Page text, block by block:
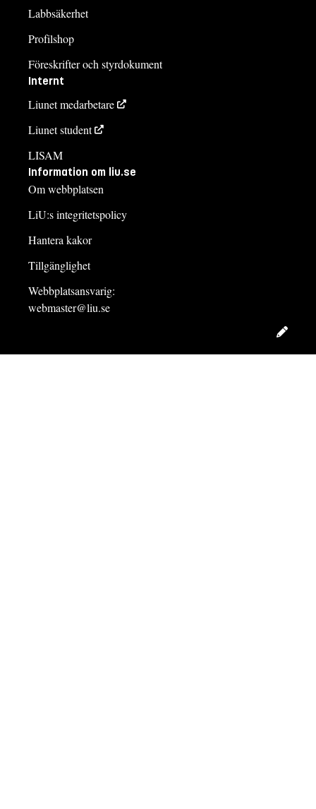
Labbsäkerhet
Profilshop
Föreskrifter och styrdokument
Internt
Liunet medarbetare
Liunet student
LISAM
Information om liu.se
Om webbplatsen
LiU:s integritetspolicy
Hantera kakor
Tillgänglighet
Webbplatsansvarig:
webmaster@liu.se